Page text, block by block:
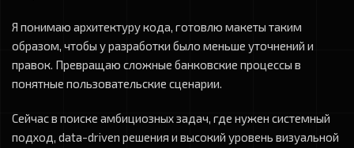
Я понимаю архитектуру кода, готовлю макеты таким
образом, чтобы у разработки было меньше уточнений и
правок. Превращаю сложные банковские процессы в
понятные пользовательские сценарии.
Сейчас в поиске амбициозных задач, где нужен системный
подход, data-driven решения и высокий уровень визуальной